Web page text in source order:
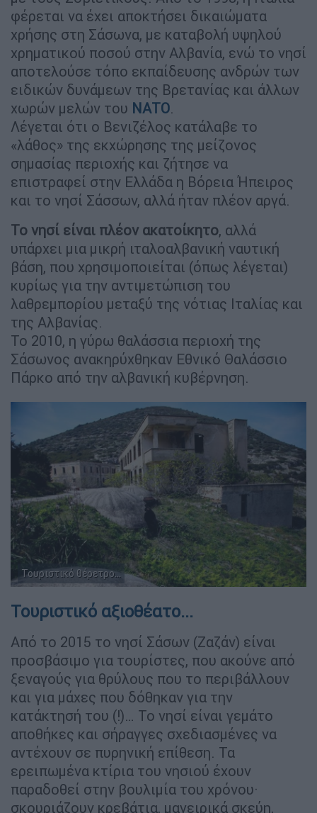
φέρεται να έχει αποκτήσει δικαιώματα
χρήσης στη Σάσωνα, με καταβολή υψηλού
χρηματικού ποσού στην Αλβανία, ενώ το νησί
αποτελούσε τόπο εκπαίδευσης ανδρών των
ειδικών δυνάμεων της Βρετανίας και άλλων
χωρών μελών του ΝΑΤΟ.
Λέγεται ότι ο Βενιζέλος κατάλαβε το
«λάθος» της εκχώρησης της μείζονος
σημασίας περιοχής και ζήτησε να
επιστραφεί στην Ελλάδα η Βόρεια Ήπειρος
και το νησί Σάσσων, αλλά ήταν πλέον αργά.
Το νησί είναι πλέον ακατοίκητο, αλλά
υπάρχει μια μικρή ιταλοαλβανική ναυτική
βάση, που χρησιμοποιείται (όπως λέγεται)
κυρίως για την αντιμετώπιση του
λαθρεμπορίου μεταξύ της νότιας Ιταλίας και
της Αλβανίας.
Το 2010, η γύρω θαλάσσια περιοχή της
Σάσωνος ανακηρύχθηκαν Εθνικό Θαλάσσιο
Πάρκο από την αλβανική κυβέρνηση.
Τουριστικό θέρετρο...
Τουριστικό αξιοθέατο...
Από το 2015 το νησί Σάσων (Ζαζάν) είναι
προσβάσιμο για τουρίστες, που ακούνε από
ξεναγούς για θρύλους που το περιβάλλουν
και για μάχες που δόθηκαν για την
κατάκτησή του (!)… Το νησί είναι γεμάτο
αποθήκες και σήραγγες σχεδιασμένες να
αντέχουν σε πυρηνική επίθεση. Τα
ερειπωμένα κτίρια του νησιού έχουν
παραδοθεί στην βουλιμία του χρόνου·
σκουριάζουν κρεβάτια, μαγειρικά σκεύη,